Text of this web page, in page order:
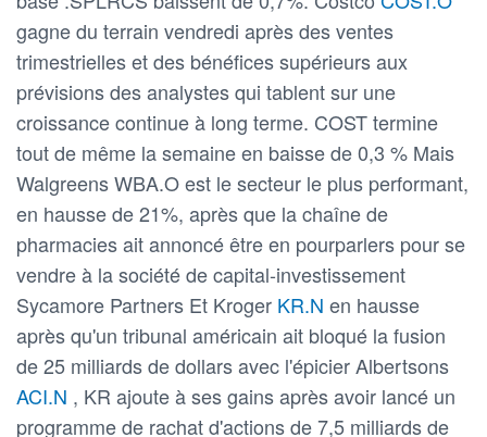
gagne du terrain vendredi après des ventes
trimestrielles et des bénéfices supérieurs aux
prévisions des analystes qui tablent sur une
croissance continue à long terme. COST termine
tout de même la semaine en baisse de 0,3 % Mais
Walgreens WBA.O est le secteur le plus performant,
en hausse de 21%, après que la chaîne de
pharmacies ait annoncé être en pourparlers pour se
vendre à la société de capital-investissement
Sycamore Partners Et Kroger KR.N en hausse
après qu'un tribunal américain ait bloqué la fusion
de 25 milliards de dollars avec l'épicier Albertsons
ACI.N , KR ajoute à ses gains après avoir lancé un
programme de rachat d'actions de 7,5 milliards de